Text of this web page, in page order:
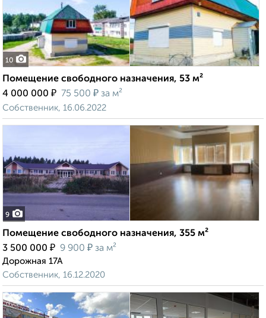
10
Помещение свободного назначения, 53 м²
4 000 000 ₽ 75 500 ₽ за м²
Собственник, 16.06.2022
9
Помещение свободного назначения, 355 м²
3 500 000 ₽ 9 900 ₽ за м²
Дорожная 17А
Собственник, 16.12.2020